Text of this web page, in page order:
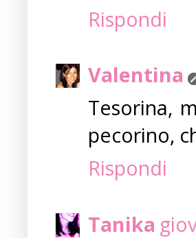
Rispondi
Valentina
Tesorina,
pecorino,
Rispondi
Tanika